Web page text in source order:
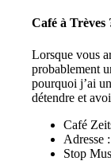
Café à Trèves
Lorsque vous
probablement
pourquoi j’ai
détendre et
Café
Adresse
Stop